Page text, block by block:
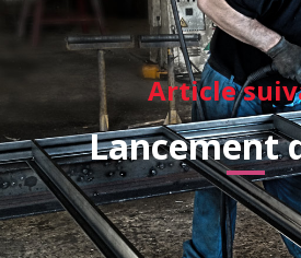
Article
Lancement